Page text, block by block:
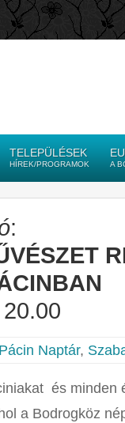
TELEPÜLÉSEK
HÍREK/PROGRAMOK A
:
Pácin Naptár,
és minden
a Bodrogköz